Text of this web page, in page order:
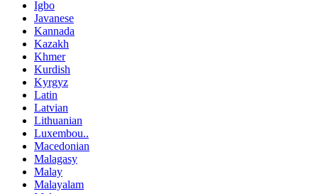
Igbo
Javanese
Kannada
Kazakh
Khmer
Kurdish
Kyrgyz
Latin
Latvian
Lithuanian
Luxembou..
Macedonian
Malagasy
Malay
Malayalam